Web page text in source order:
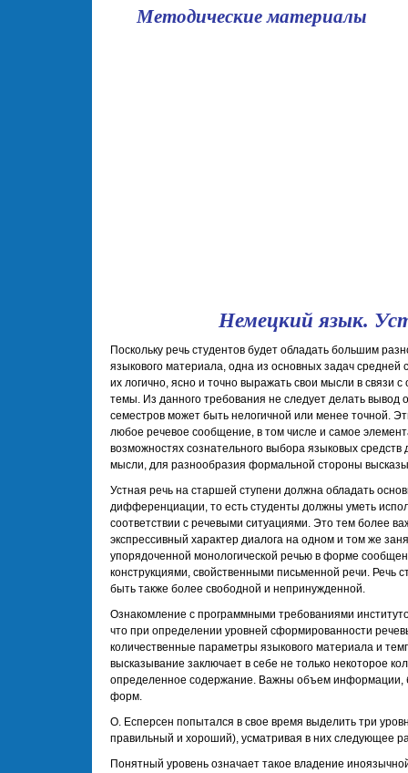
Методические материалы
Немецкий язык.
Поскольку речь студентов будет обладать большим
языкового материала, одна из основных задач средней
их логично, ясно и точно выражать свои мысли в связи
темы. Из данного требования не следует делать вывод
семестров может быть нелогичной или менее точной.
любое речевое сообщение, в том числе и самое
возможностях сознательного выбора языковых
мысли, для разнообразия формальной стороны
Устная речь на старшей ступени должна обладать
дифференциации, то есть студенты должны уметь
соответствии с речевыми ситуациями. Это тем более
экспрессивный характер диалога на одном и том же
упорядоченной монологической речью в форме
конструкциями, свойственными письменной речи. Речь
быть также более свободной и непринужденной.
Ознакомление с программными требованиями
что при определении уровней сформированности
количественные параметры языкового материала и
высказывание заключает в себе не только некоторое
определенное содержание. Важны объем информации,
форм.
О. Есперсен попытался в свое время выделить три
правильный и хороший), усматривая в них следующее
Понятный уровень означает такое владение